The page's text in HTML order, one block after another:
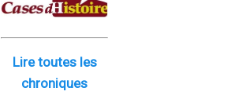
Lire toutes les
chroniques